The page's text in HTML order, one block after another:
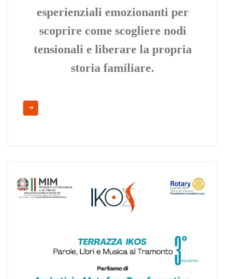
esperienziali emozionanti per
scoprire come scogliere nodi
tensionali e liberare la propria
storia familiare.